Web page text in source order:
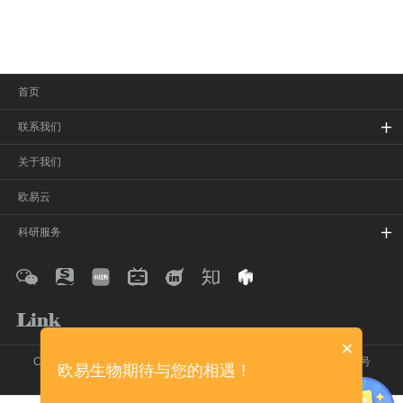
首页
联系我们
关于我们
欧易云
科研服务
Copyright © 2020-2026 欧易生物 保留所有权利
沪ICP备16017850号
×
欧易生物期待与您的相遇！